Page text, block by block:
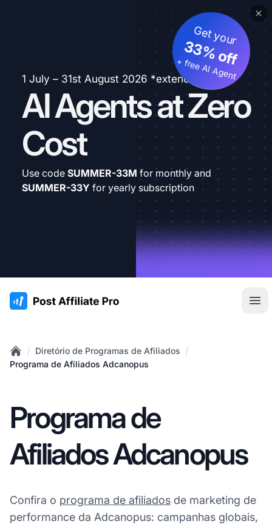
1 July – 31st August 2026 *extended
AI Agents at Zero
Cost
Get your
33% off
+ free AI Agent
Use code SUMMER-33M for monthly and
SUMMER-33Y for yearly subscription
:site.title
Home
/ Diretório de Programas de Afiliados /
Programa de Afiliados Adcanopus
Programa de
Afiliados Adcanopus
Confira o programa de afiliados de marketing de
performance da Adcanopus: campanhas globais,